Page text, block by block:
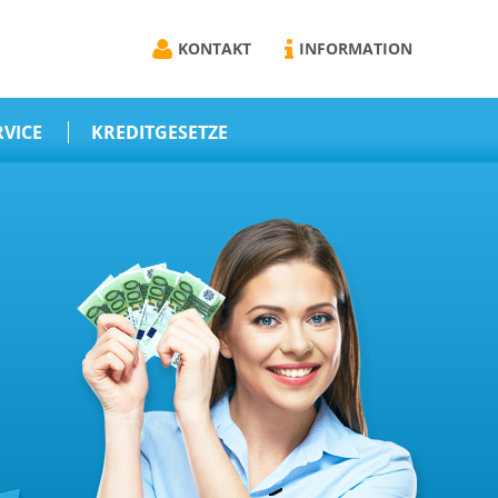
KONTAKT
INFORMATION
KREDITGESETZE
Darlehensvermittlung
Nebenentgelte
Kreditvermittlung
Abweichende
Vereinbarung
Erlaubnis zur
Kreditvermittlung